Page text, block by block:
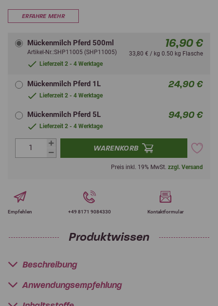
ERFAHRE MEHR
Mückenmilch Pferd 500ml
Artikel-Nr.:SHP11005 (SHP11005)
Lieferzeit 2 - 4 Werktage
16,90 €
33,80 € / kg 0.50 kg Flasche
Mückenmilch Pferd 1L
Lieferzeit 2 - 4 Werktage
24,90 €
Mückenmilch Pferd 5L
Lieferzeit 2 - 4 Werktage
94,90 €
WARENKORB
Preis inkl. 19% MwSt. zzgl. Versand
Empfehlen +49 8171 9084330 Kontaktformular
Produktwissen
Beschreibung
Anwendungsempfehlung